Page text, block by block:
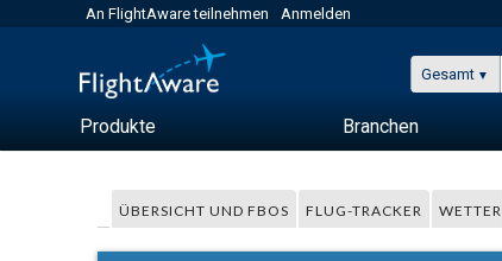
An FlightAware teilnehmen Anmelden
Gesamt
Produkte Branchen
ÜBERSICHT UND FBOS FLUG-TRACKER WETTER